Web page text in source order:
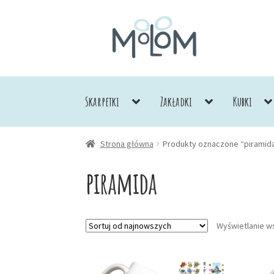
Przejdź
do
nawigacji
Przejdź
do
treści
Skarpetki Zakładki Kubki
Strona główna Produkty oznaczone
piramida
Wyświetlanie